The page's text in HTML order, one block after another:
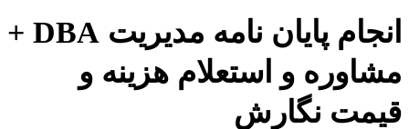
انجام پایان نامه مدیریت DBA +
و استعلام هزینه و
نگارش